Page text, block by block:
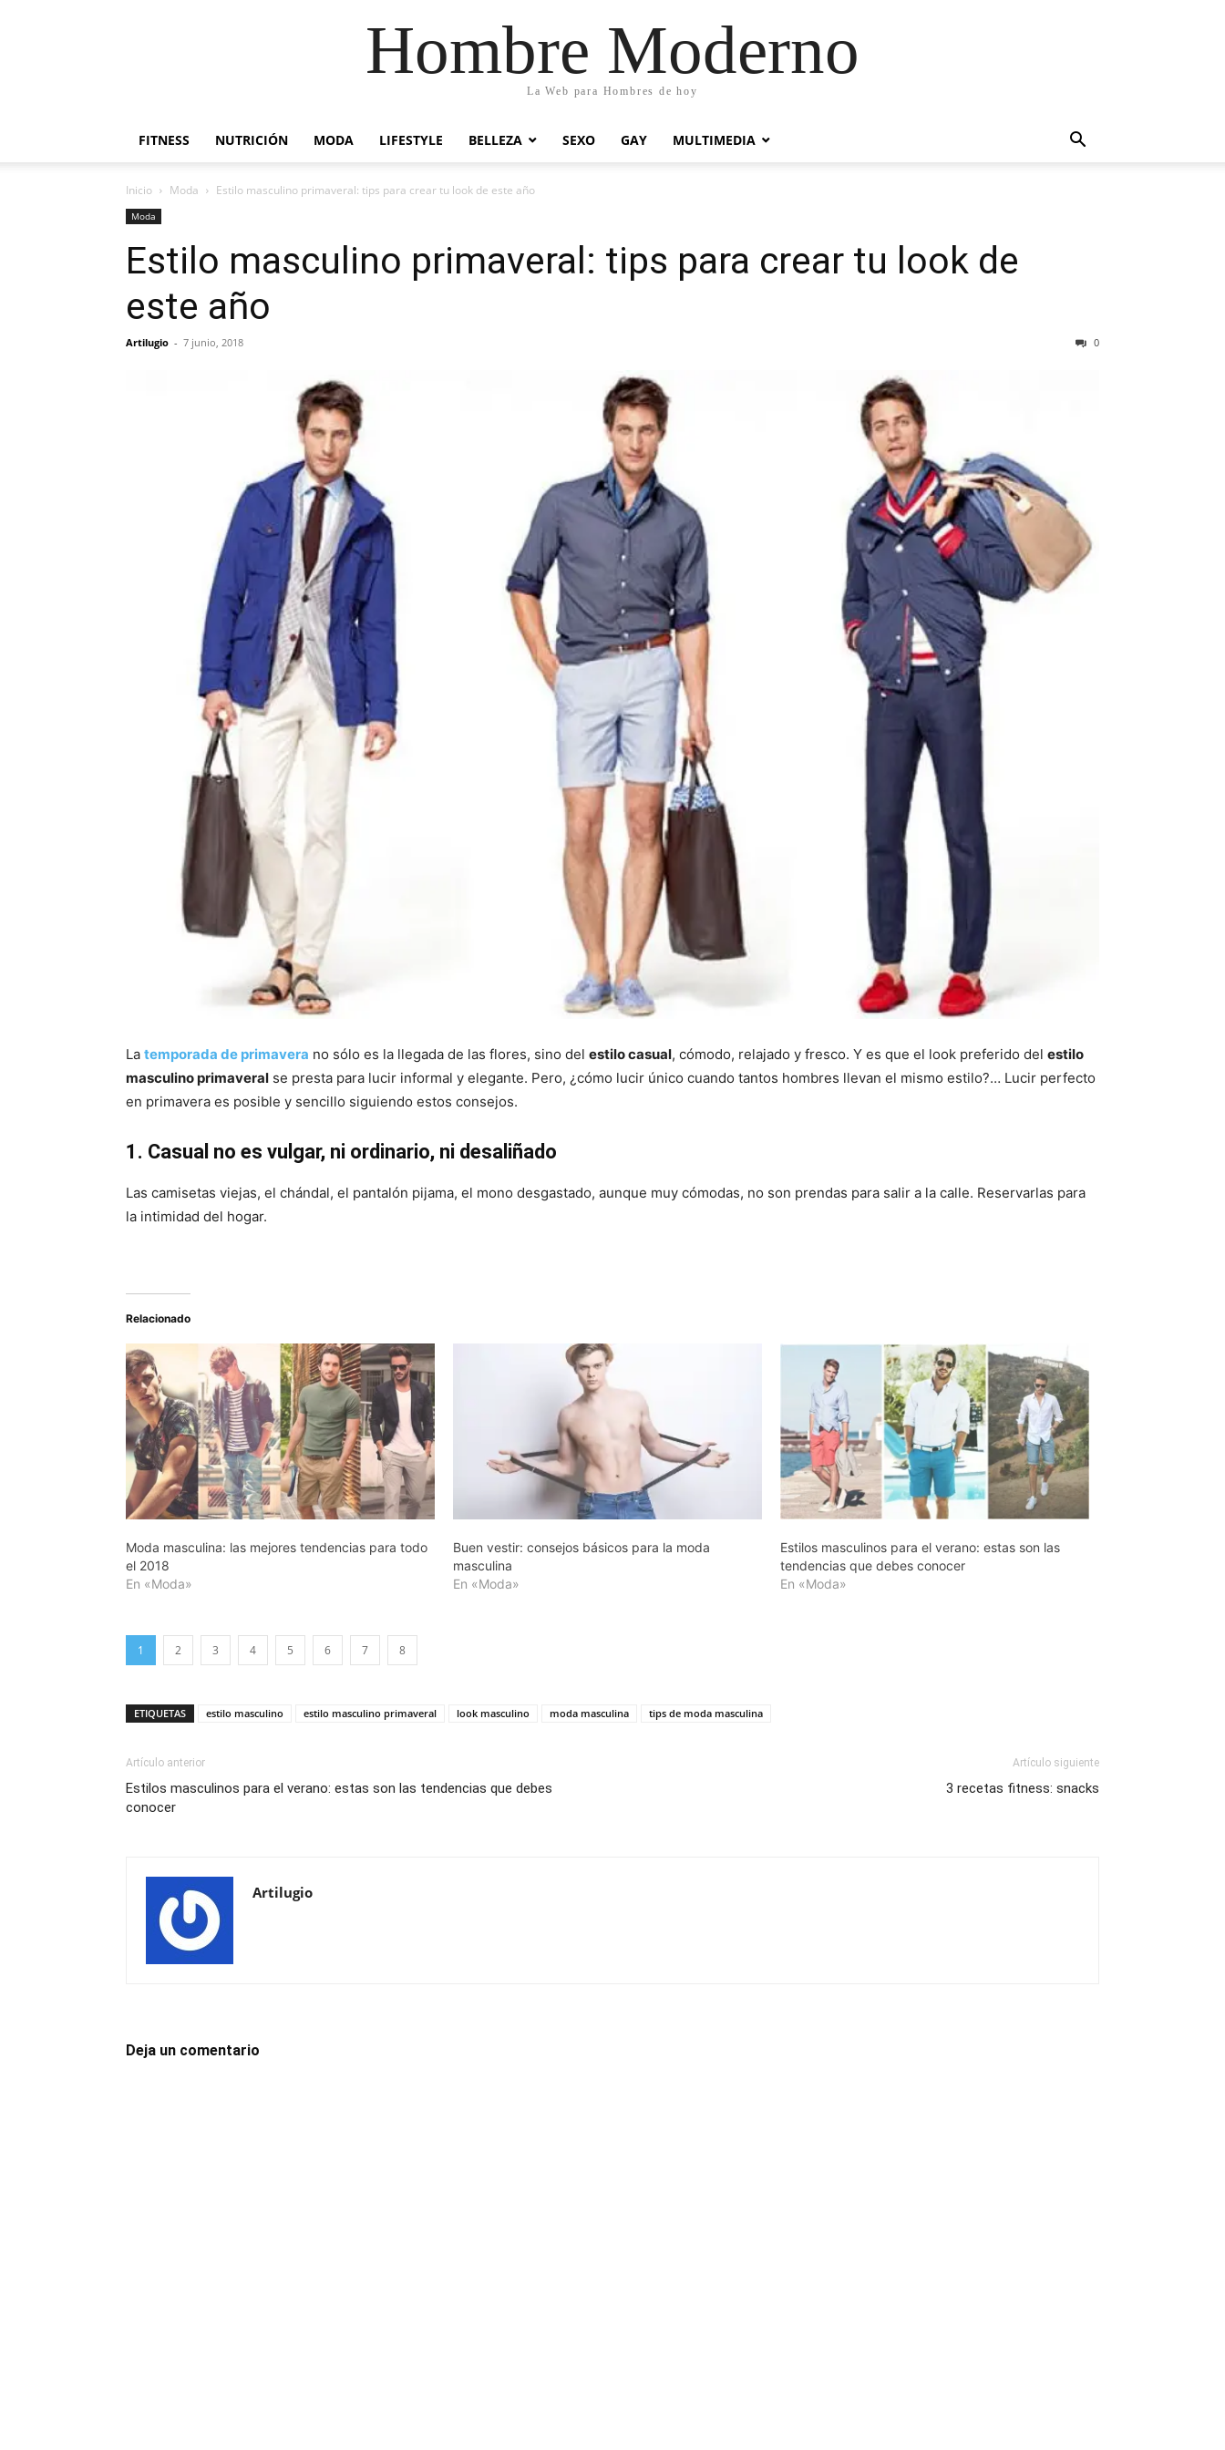
Hombre Moderno
La Web para Hombres de hoy
FITNESS NUTRICIÓN MODA LIFESTYLE BELLEZA SEXO GAY MULTIMEDIA
Inicio Moda Estilo masculino primaveral: tips para crear tu look de este año
Moda
Estilo masculino primaveral: tips para crear tu look de
este año
Artilugio - 7 junio, 2018 0
La temporada de primavera no sólo es la llegada de las flores, sino del estilo casual, cómodo, relajado y fresco. Y es que el look preferido del estilo
masculino primaveral se presta para lucir informal y elegante. Pero, ¿cómo lucir único cuando tantos hombres llevan el mismo estilo?… Lucir perfecto
en primavera es posible y sencillo siguiendo estos consejos.
1. Casual no es vulgar, ni ordinario, ni desaliñado
Las camisetas viejas, el chándal, el pantalón pijama, el mono desgastado, aunque muy cómodas, no son prendas para salir a la calle. Reservarlas para
la intimidad del hogar.
Relacionado
Moda masculina: las mejores tendencias para todo
el 2018
En «Moda»
Buen vestir: consejos básicos para la moda
masculina
En «Moda»
Estilos masculinos para el verano: estas son las
tendencias que debes conocer
En «Moda»
1 2 3 4 5 6 7 8
ETIQUETAS estilo masculino estilo masculino primaveral look masculino moda masculina tips de moda masculina
Artículo anterior
Estilos masculinos para el verano: estas son las tendencias que debes
conocer
Artículo siguiente
3 recetas fitness: snacks
Artilugio
Deja un comentario